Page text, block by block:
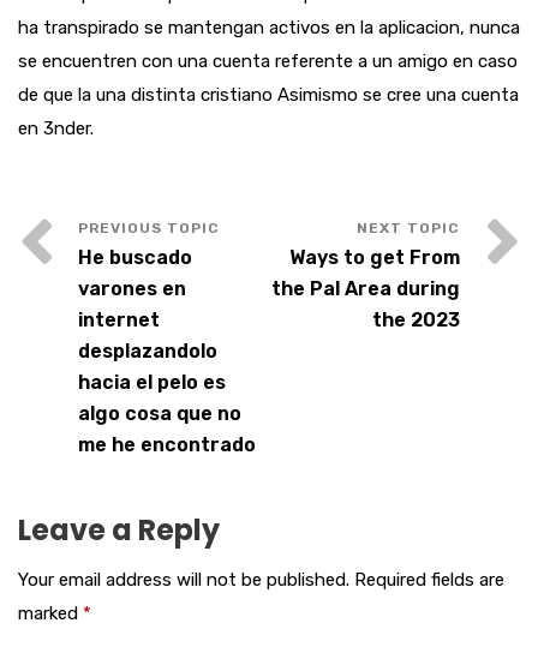
ha transpirado se mantengan activos en la aplicacion, nunca
se encuentren con una cuenta referente a un amigo en caso
de que la una distinta cristiano Asimismo se cree una cuenta
en 3nder.
He buscado
varones en
internet
desplazandolo
hacia el pelo es
algo cosa que no
me he encontrado
Ways to get From
the Pal Area during
the 2023
Leave a Reply
Your email address will not be published. Required fields are
marked *